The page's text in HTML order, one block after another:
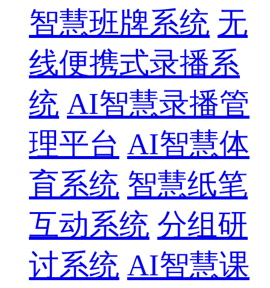
智慧班牌系统 无
线便携式录播系
统 AI智慧录播管
理平台 AI智慧体
育系统 智慧纸笔
互动系统 分组研
讨系统 AI智慧课